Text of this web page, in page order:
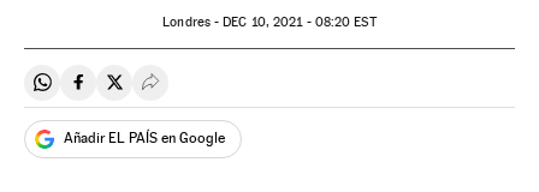
Londres -DEC 10, 2021 - 08:20 EST
Compartir en Whatsapp
Compartir en Facebook
Compartir en Twitter
Desplegar Redes Sociales
Añadir EL PAÍS en Google